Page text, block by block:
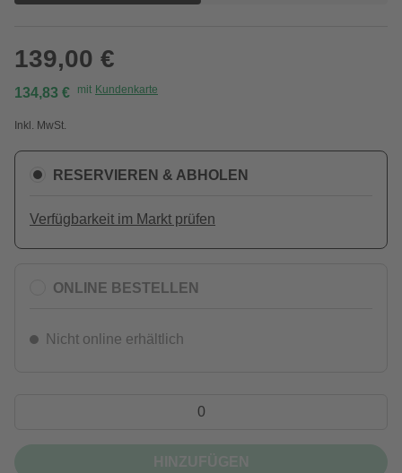
139,00 €
134,83 € mit Kundenkarte
Inkl. MwSt.
RESERVIEREN & ABHOLEN
Verfügbarkeit im Markt prüfen
ONLINE BESTELLEN
Nicht online erhältlich